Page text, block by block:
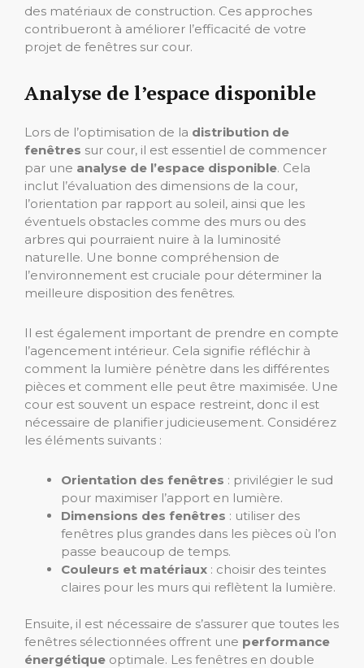
des matériaux de construction. Ces approches
contribueront à améliorer l’efficacité de votre
projet de fenêtres sur cour.
Analyse de l’espace disponible
Lors de l’optimisation de la distribution de
fenêtres sur cour, il est essentiel de commencer
par une analyse de l’espace disponible. Cela
inclut l’évaluation des dimensions de la cour,
l’orientation par rapport au soleil, ainsi que les
éventuels obstacles comme des murs ou des
arbres qui pourraient nuire à la luminosité
naturelle. Une bonne compréhension de
l’environnement est cruciale pour déterminer la
meilleure disposition des fenêtres.
Il est également important de prendre en compte
l’agencement intérieur. Cela signifie réfléchir à
comment la lumière pénètre dans les différentes
pièces et comment elle peut être maximisée. Une
cour est souvent un espace restreint, donc il est
nécessaire de planifier judicieusement. Considérez
les éléments suivants :
Orientation des fenêtres : privilégier le sud
pour maximiser l’apport en lumière.
Dimensions des fenêtres : utiliser des
fenêtres plus grandes dans les pièces où l’on
passe beaucoup de temps.
Couleurs et matériaux : choisir des teintes
claires pour les murs qui reflètent la lumière.
Ensuite, il est nécessaire de s’assurer que toutes les
fenêtres sélectionnées offrent une performance
énergétique optimale. Les fenêtres en double